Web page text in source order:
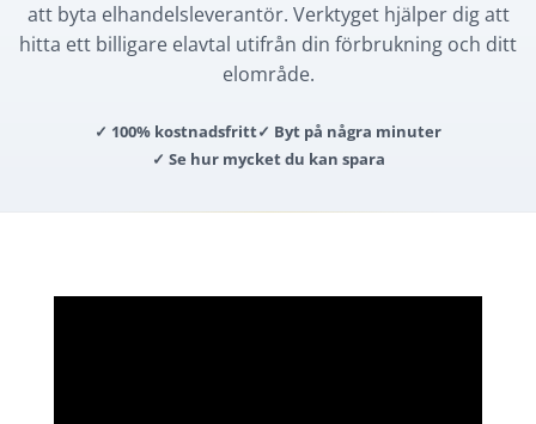
att byta elhandelsleverantör. Verktyget hjälper dig att
hitta ett billigare elavtal utifrån din förbrukning och ditt
elområde.
✓ 100% kostnadsfritt✓ Byt på några minuter
✓ Se hur mycket du kan spara